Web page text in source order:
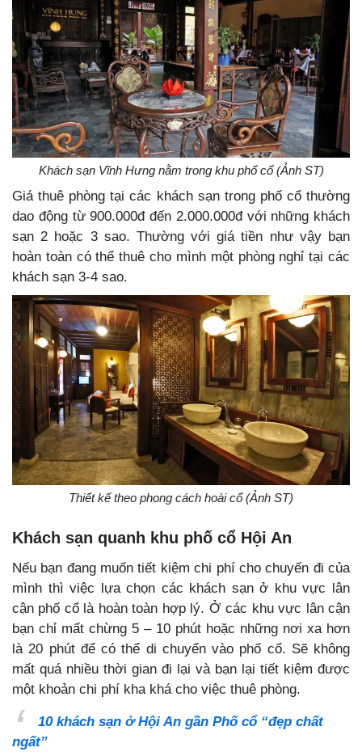
Khách sạn Vĩnh Hưng nằm trong khu phố cổ (Ảnh ST)
Giá thuê phòng tại các khách sạn trong phố cổ thường
dao động từ 900.000đ đến 2.000.000đ với những khách
sạn 2 hoặc 3 sao. Thường với giá tiền như vậy bạn
hoàn toàn có thể thuê cho mình một phòng nghỉ tại các
khách sạn 3-4 sao.
Thiết kế theo phong cách hoài cổ (Ảnh ST)
Khách sạn quanh khu phố cổ Hội An
Nếu bạn đang muốn tiết kiệm chi phí cho chuyến đi của
mình thì việc lựa chọn các khách sạn ở khu vực lân
cận phố cổ là hoàn toàn hợp lý. Ở các khu vực lân cận
bạn chỉ mất chừng 5 – 10 phút hoặc những nơi xa hơn
là 20 phút để có thể di chuyển vào phố cổ. Sẽ không
mất quá nhiều thời gian đi lại và bạn lại tiết kiệm được
một khoản chi phí kha khá cho việc thuê phòng.
10 khách sạn ở Hội An gần Phố cổ “đẹp chất
ngất”